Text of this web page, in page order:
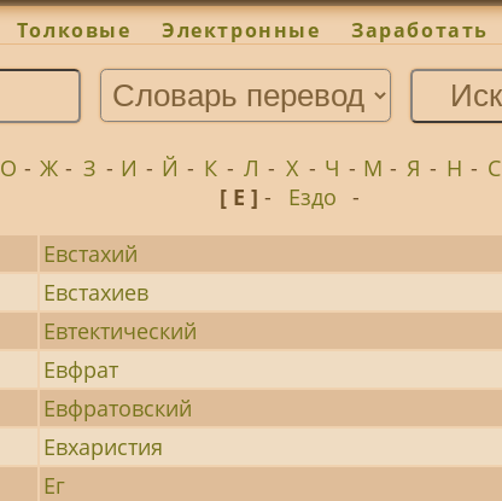
Толковые Электронные Заработать
О - Ж - З - И - Й - К - Л - Х - Ч - М - Я - Н - С
[ Е ]- Ездо -
Евстахий
Евстахиев
Евтектический
Евфрат
Евфратовский
Евхаристия
Ег